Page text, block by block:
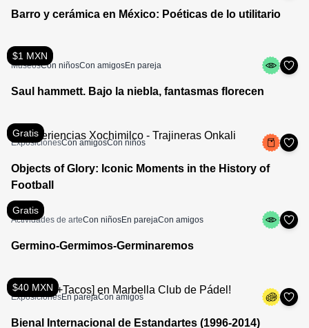
Barro y cerámica en México: Poéticas de lo utilitario
$1 MXN
MuseosCon niñosCon amigosEn pareja
Saul hammett. Bajo la niebla, fantasmas florecen
Gratis
ExposicionesCon amigosCon niños
Objects of Glory: Iconic Moments in the History of
Football
Gratis
Actividades de arteCon niñosEn parejaCon amigos
Germino-Germimos-Germinaremos
$40 MXN
ExposicionesEn parejaCon amigos
Bienal Internacional de Estandartes (1996-2014)